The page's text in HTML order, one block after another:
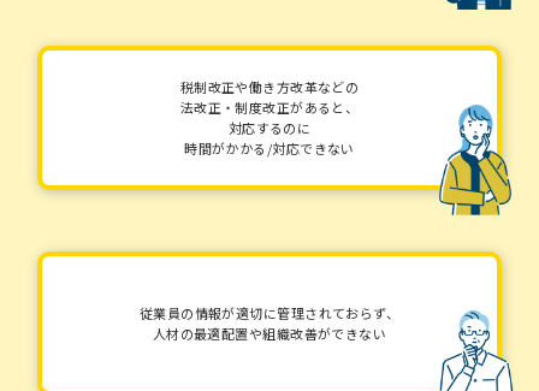
税制改正や働き方改革などの
法改正・制度改正があると、
対応するのに
時間がかかる/対応できない
従業員の情報が適切に管理されておらず、
人材の最適配置や組織改善ができない